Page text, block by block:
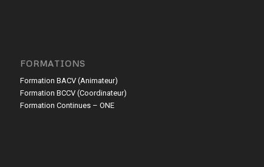
FORMATIONS
Formation BACV (Animateur)
Formation BCCV (Coordinateur)
Formation Continues – ONE